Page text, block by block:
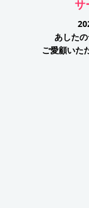
サ
あした
ご愛顧いた